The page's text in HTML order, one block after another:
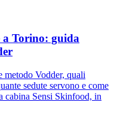
Torino: guida
metodo Vodder, quali
sedute servono e come
cabina Sensi Skinfood, in